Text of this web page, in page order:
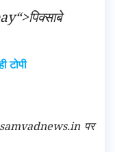
“>पिक्साबे
टोपी
पर